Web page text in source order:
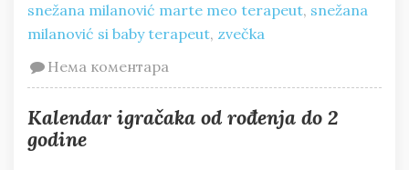
snežana milanović marte meo terapeut, snežana
milanović si baby terapeut, zvečka
Нема коментара
Kalendar igračaka od rođenja do 2
godine